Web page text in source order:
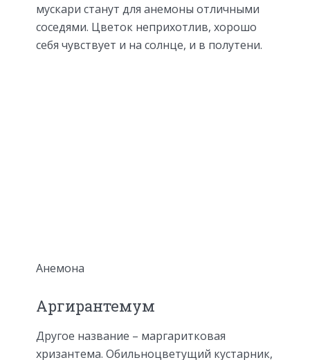
мускари станут для анемоны отличными
соседями. Цветок неприхотлив, хорошо
себя чувствует и на солнце, и в полутени.
Анемона
Аргирантемум
Другое название – маргаритковая
хризантема. Обильноцветущий кустарник,